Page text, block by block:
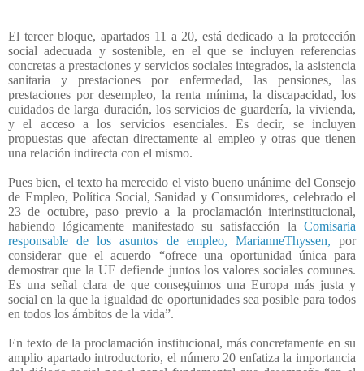
El tercer bloque, apartados 11 a 20, está dedicado a la protección
social adecuada y sostenible, en el que se incluyen referencias
concretas a prestaciones y servicios sociales integrados, la asistencia
sanitaria y prestaciones por enfermedad, las pensiones, las
prestaciones por desempleo, la renta mínima, la discapacidad, los
cuidados de larga duración, los servicios de guardería, la vivienda,
y el acceso a los servicios esenciales. Es decir, se incluyen
propuestas que afectan directamente al empleo y otras que tienen
una relación indirecta con el mismo.
Pues bien, el texto ha merecido el visto bueno unánime del Consejo
de Empleo, Política Social, Sanidad y Consumidores, celebrado el
23 de octubre, paso previo a la proclamación interinstitucional,
habiendo lógicamente manifestado su satisfacción la Comisaria
responsable de los asuntos de empleo, MarianneThyssen, por
considerar que el acuerdo “ofrece una oportunidad única para
demostrar que la UE defiende juntos los valores sociales comunes.
Es una señal clara de que conseguimos una Europa más justa y
social en la que la igualdad de oportunidades sea posible para todos
en todos los ámbitos de la vida”.
En texto de la proclamación institucional, más concretamente en su
amplio apartado introductorio, el número 20 enfatiza la importancia